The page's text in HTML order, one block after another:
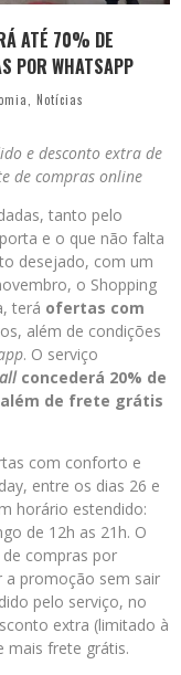
ATÉ 70% DE
POR WHATSAPP
, Notícias
e desconto extra de
de compras online
tanto pelo
e o que não falta
desejado, com um
o Shopping
terá ofertas com
além de condições
. O serviço
concederá 20% de
de frete grátis
com conforto e
entre os dias 26 e
horário estendido:
de 12h as 21h. O
compras por
a promoção sem sair
pelo serviço, no
extra (limitado à
mais frete grátis.